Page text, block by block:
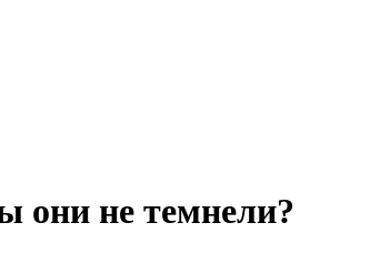
они не темнели?